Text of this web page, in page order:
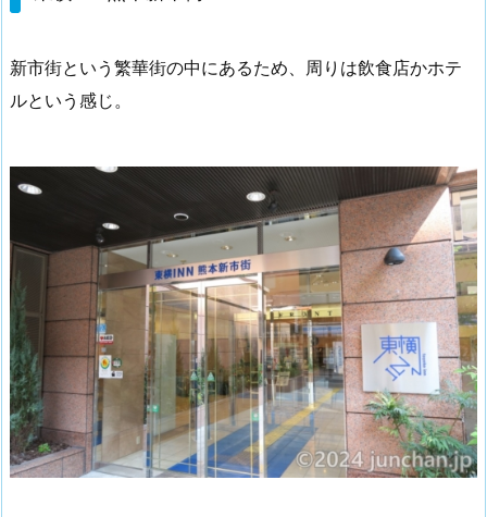
新市街という繁華街の中にあるため、周りは飲食店かホテ
ルという感じ。